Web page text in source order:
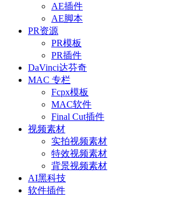
AE插件
AE脚本
PR资源
PR模板
PR插件
DaVinci达芬奇
MAC 专栏
Fcpx模板
MAC软件
Final Cut插件
视频素材
实拍视频素材
特效视频素材
背景视频素材
AI黑科技
软件插件